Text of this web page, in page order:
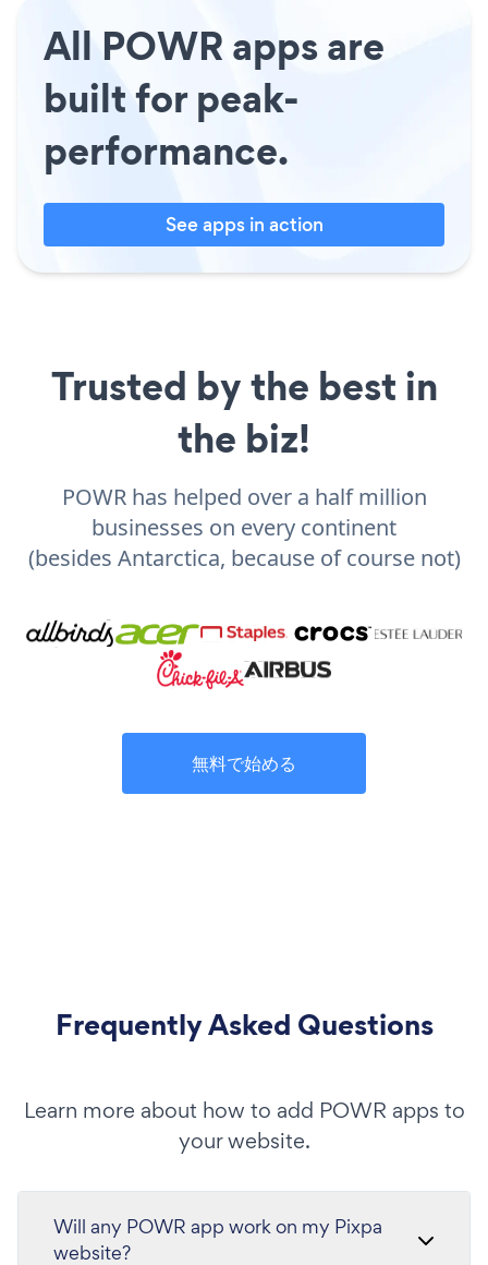
All POWR apps are
built for peak-
performance.
See apps in action
Trusted by the best in
the biz!
POWR has helped over a half million
businesses on every continent
(besides Antarctica, because of course not)
無料で始める
Frequently Asked Questions
Learn more about how to add POWR apps to
your website.
Will any POWR app work on my Pixpa
website?